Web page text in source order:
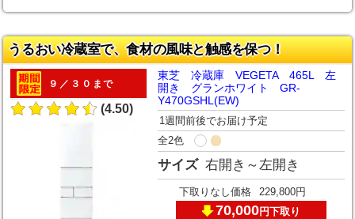
うるおい冷蔵室で、食材の風味と触感を保つ！
９／３０まで
(4.50)
東芝 冷蔵庫 VEGETA 465L 左
開き グランホワイト GR-
Y470GSHL(EW)
1週間前後でお届け予定
全2色
サイズ 右開き～左開き
下取りなし価格 229,800円
70,000円下取り